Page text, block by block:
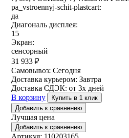
pa_vstroennyj-schit-plastcart:
да
Диагональ дисплея:
15
Экран:
сенсорный
31 933 ₽
Самовывоз: Сегодня
Доставка курьером: Завтра
Доставка СДЭК: от 3х дней
В корзину
Купить в 1 клик
Добавить к сравнению
Лучшая цена
Добавить к сравнению